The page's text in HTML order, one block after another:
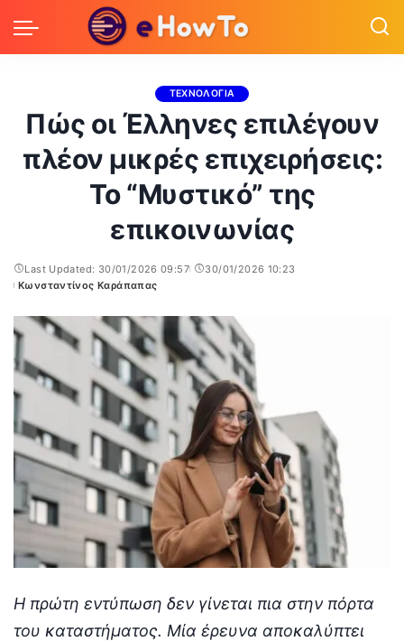
ΤΕΧΝΟΛΟΓΙΑ
Πώς οι Έλληνες επιλέγουν
πλέον μικρές επιχειρήσεις:
Το “Μυστικό” της
επικοινωνίας
Last Updated: 30/01/2026 09:57
30/01/2026 10:23
Posted
Κωνσταντίνος Καράπαπας
Η πρώτη εντύπωση δεν γίνεται πια στην πόρτα
του καταστήματος. Μία έρευνα αποκαλύπτει